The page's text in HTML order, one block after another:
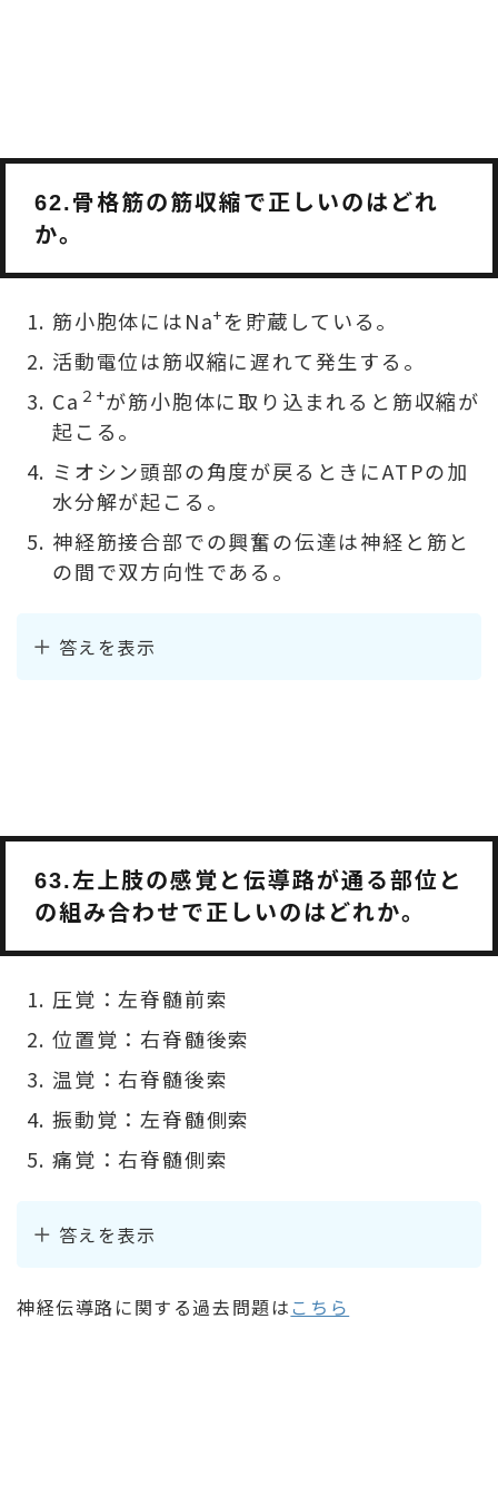
62.骨格筋の筋収縮で正しいのはどれ
か。
筋小胞体にはNa+を貯蔵している。
活動電位は筋収縮に遅れて発生する。
Ca ２+が筋小胞体に取り込まれると筋収縮が
起こる。
ミオシン頭部の角度が戻るときにATPの加
水分解が起こる。
神経筋接合部での興奮の伝達は神経と筋と
の間で双方向性である。
答えを表示
63.左上肢の感覚と伝導路が通る部位と
の組み合わせで正しいのはどれか。
圧覚：左脊髄前索
位置覚：右脊髄後索
温覚：右脊髄後索
振動覚：左脊髄側索
痛覚：右脊髄側索
答えを表示
神経伝導路に関する過去問題は こちら